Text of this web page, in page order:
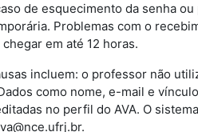
de esquecimento da senha
Problemas com o
em até 12 horas.
incluem: o professor não
como nome, e-mail e
no perfil do AVA. O